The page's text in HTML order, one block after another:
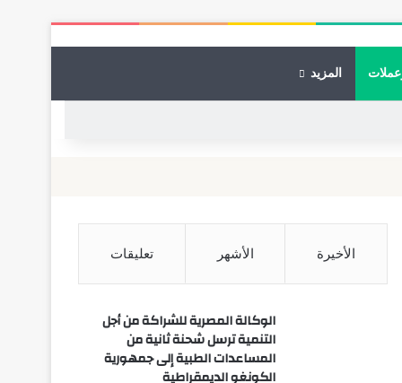
المزيد
الأخيرة الأشهر تعليقات
الوكالة المصرية للشراكة من أجل
التنمية ترسل شحنة ثانية من
المساعدات الطبية إلى جمهورية
الكونغو الديمقراطية